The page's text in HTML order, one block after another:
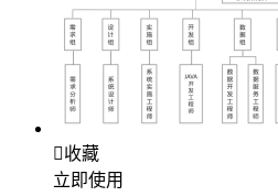
收藏
立即使用